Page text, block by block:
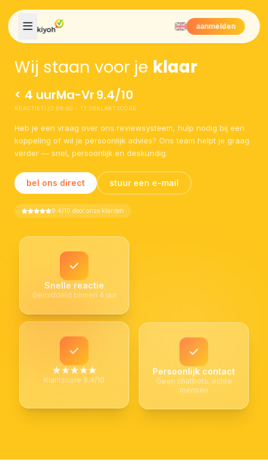
Skip to content
aanmelden
Wij staan voor je klaar
< 4 uur
REACTIETIJD
Ma-Vr
09:00 - 17:00
9.4/10
KLANTSCORE
Heb je een vraag over ons reviewsysteem, hulp nodig bij een
koppeling of wil je persoonlijk advies? Ons team helpt je graag
verder — snel, persoonlijk en deskundig.
bel ons direct stuur een e-mail
9.4/10 door onze klanten
Snelle reactie
Gemiddeld binnen 4 uur
Persoonlijk contact
Geen chatbots, echte
mensen
★★★★★
Klantscore 9.4/10